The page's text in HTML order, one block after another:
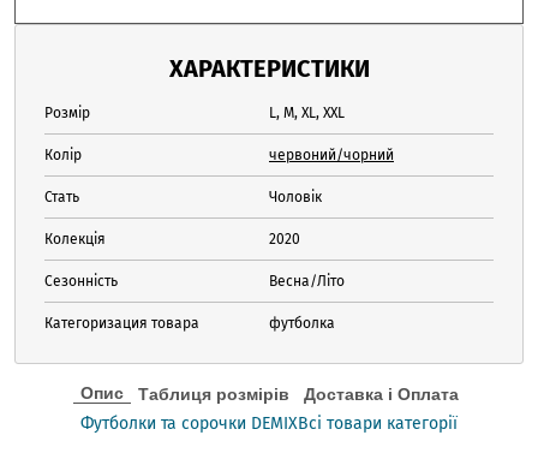
ХАРАКТЕРИСТИКИ
Розмір L, M, XL, XXL
Колір червоний/чорний
Стать Чоловік
Колекція 2020
Сезонність Весна/Літо
Категоризация товара футболка
Опис Таблиця розмірів Доставка і Оплата
Футболки та сорочки DEMIXВсі товари категорії